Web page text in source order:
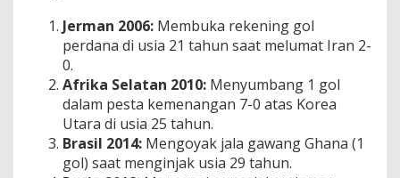
Jerman 2006: Membuka rekening gol
perdana di usia 21 tahun saat melumat Iran 2-
0.
Afrika Selatan 2010: Menyumbang 1 gol
dalam pesta kemenangan 7-0 atas Korea
Utara di usia 25 tahun.
Brasil 2014: Mengoyak jala gawang Ghana (1
gol) saat menginjak usia 29 tahun.